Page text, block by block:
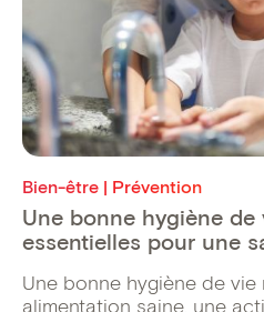
Bien-être | Prévention
Une bonne hygiène de
essentielles pour une
Une bonne hygiène de
alimentation saine, une